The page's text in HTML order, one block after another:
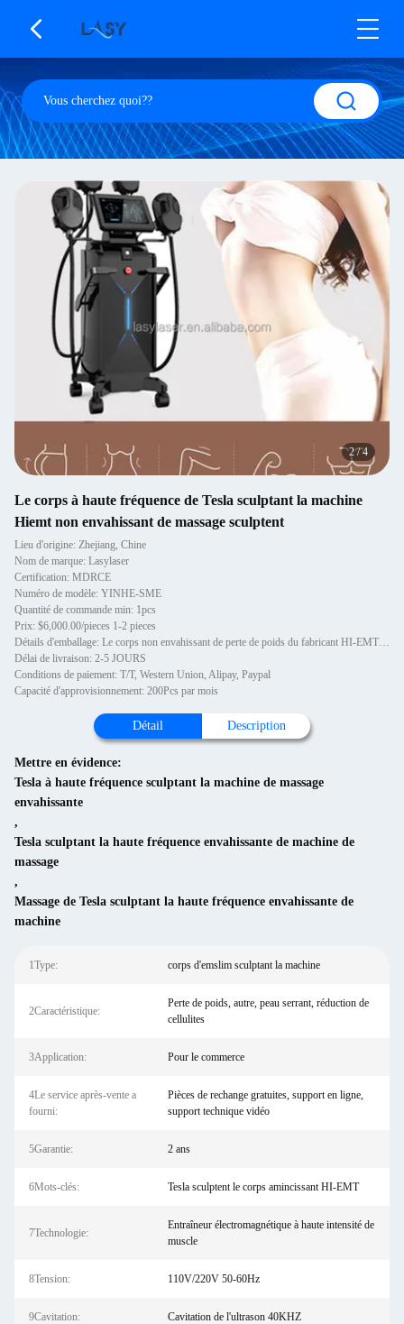
3/4
Le corps à haute fréquence de Tesla sculptant la machine
Hiemt non envahissant de massage sculptent
Lieu d'origine: Zhejiang, Chine
Nom de marque: Lasylaser
Certification: MDRCE
Numéro de modèle: YINHE-SME
Quantité de commande min: 1pcs
Prix: $6,000.00/pieces 1-2 pieces
Détails d'emballage: Le corps non envahissant de perte de poids du fabricant HI-EMT de cas d'Aliminium amincissant Tesla
Délai de livraison: 2-5 JOURS
Conditions de paiement: T/T, Western Union, Alipay, Paypal
Capacité d'approvisionnement: 200Pcs par mois
Détail Description
Mettre en évidence:
Tesla à haute fréquence sculptant la machine de massage
envahissante
,
Tesla sculptant la haute fréquence envahissante de machine de
massage
,
Massage de Tesla sculptant la haute fréquence envahissante de
machine
1Type: corps d'emslim sculptant la machine
2Caractéristique:
Perte de poids, autre, peau serrant, réduction de
cellulites
3Application: Pour le commerce
4Le service après-vente a
fourni:
Pièces de rechange gratuites, support en ligne,
support technique vidéo
5Garantie: 2 ans
6Mots-clés: Tesla sculptent le corps amincissant HI-EMT
7Technologie:
Entraîneur électromagnétique à haute intensité de
muscle
8Tension: 110V/220V 50-60Hz
9Cavitation: Cavitation de l'ultrason 40KHZ